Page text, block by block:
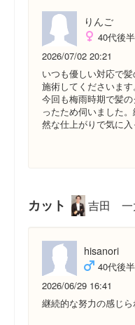
りんご
40代後半
2026/07/02 20:21
いつも優しい対応で
施術してくださいます。
今回も梅雨時期で髪
ったため伺いました
然な仕上がりで気に
カット 吉田 一
hisanori
40代後半
2026/06/29 16:41
継続的な努力の感じら